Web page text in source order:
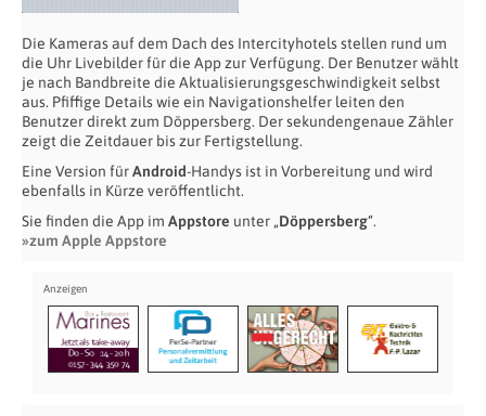
Die Kameras auf dem Dach des Intercityhotels stellen rund um
die Uhr Livebilder für die App zur Verfügung. Der Benutzer wählt
je nach Bandbreite die Aktualisierungsgeschwindigkeit selbst
aus. Pfiffige Details wie ein Navigationshelfer leiten den
Benutzer direkt zum Döppersberg. Der sekundengenaue Zähler
zeigt die Zeitdauer bis zur Fertigstellung.
Eine Version fürAndroid-Handys ist in Vorbereitung und wird
ebenfalls in Kürze veröffentlicht.
Sie finden die App im Appstore unter „Döppersberg“.
»zum Apple Appstore